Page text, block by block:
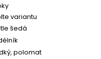
variantu
šedá
, polomat